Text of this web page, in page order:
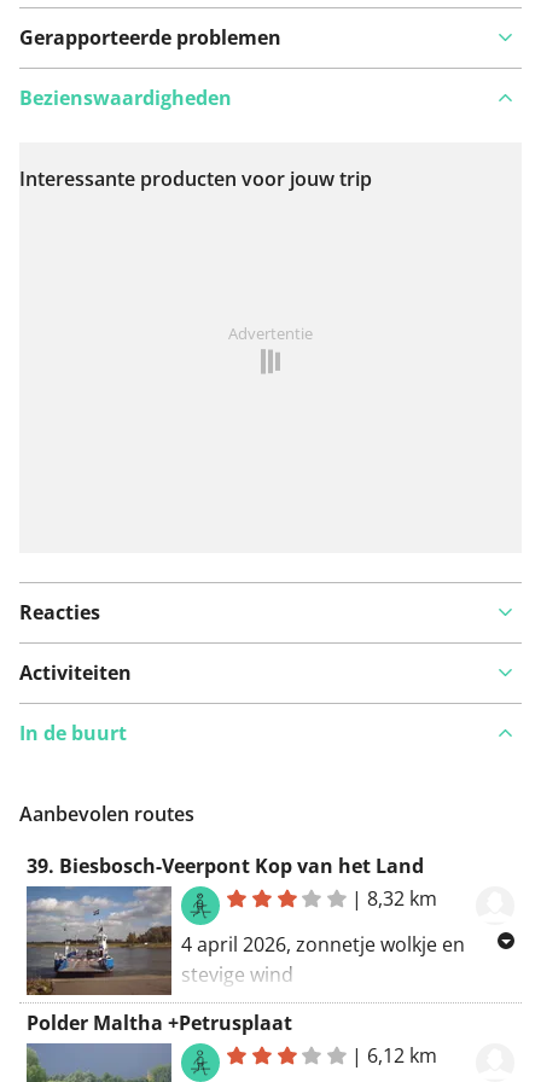
Gerapporteerde problemen
Bekijk op kaart
Bezienswaardigheden
Interessante producten voor jouw trip
Advertentie
Reacties
Activiteiten
In de buurt
Aanbevolen routes
39. Biesbosch-Veerpont Kop van het Land
|8,32 km
4 april 2026, zonnetje wolkje en
stevige wind
Van Hilweg 2, 4251 MT Werkendam,
Polder Maltha +Petrusplaat
| 6,12 km